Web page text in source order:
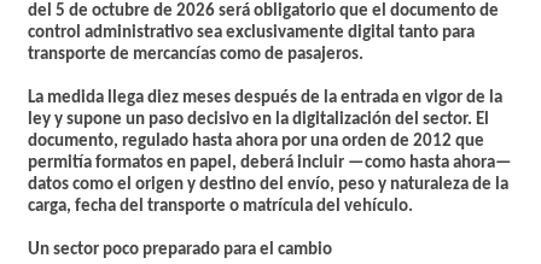
del 5 de octubre de 2026 será obligatorio que el documento de
control administrativo sea exclusivamente digital tanto para
transporte de mercancías como de pasajeros.
La medida llega diez meses después de la entrada en vigor de la
ley y supone un paso decisivo en la digitalización del sector. El
documento, regulado hasta ahora por una orden de 2012 que
permitía formatos en papel, deberá incluir —como hasta ahora—
datos como el origen y destino del envío, peso y naturaleza de la
carga, fecha del transporte o matrícula del vehículo.
Un sector poco preparado para el cambio